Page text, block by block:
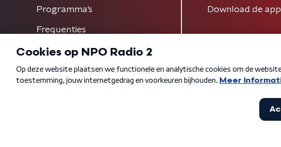
Programma's
Frequenties
Download de app
Algemene voorwaarden Privacybeleid